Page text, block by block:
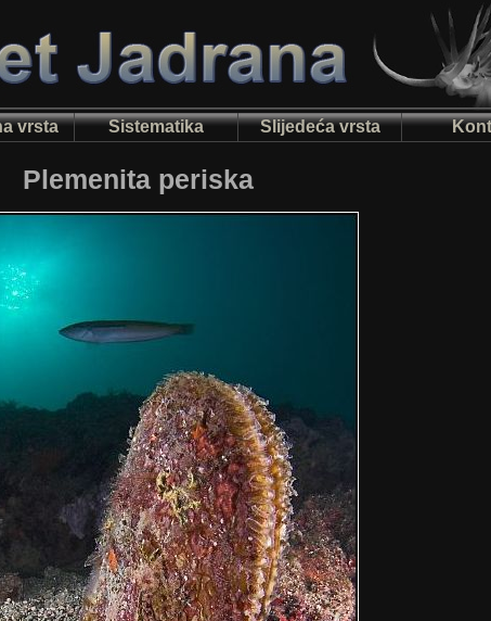
vrsta Sistematika Slijedeća vrsta
Plemenita periska